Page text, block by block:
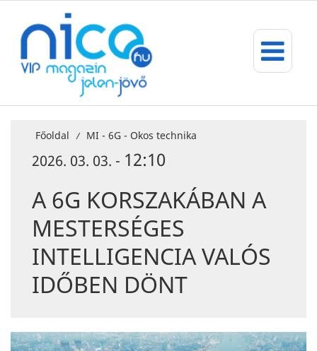
Főoldal / MI - 6G - Okos technika
2026. 03. 03. - 12:10
A 6G KORSZAKÁBAN A
MESTERSÉGES
INTELLIGENCIA VALÓS
IDŐBEN DÖNT